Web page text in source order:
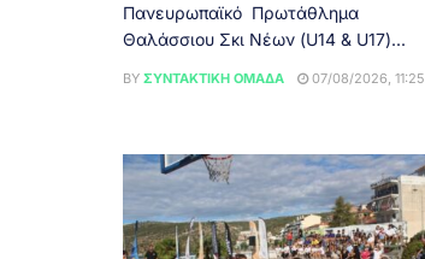
Πανευρωπαϊκό Πρωτάθλημα
Θαλάσσιου Σκι Νέων (U14 & U17)...
BY ΣΥΝΤΑΚΤΙΚΉ ΟΜΆΔΑ 07/08/2026, 11:25